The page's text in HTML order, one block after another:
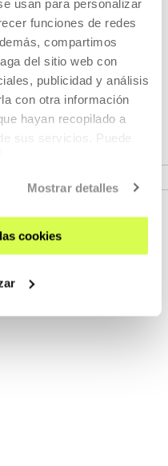
usan para personalizar
funciones de redes
compartimos
del sitio web con
publicidad y análisis
con otra información
hayan recopilado a
sus servicios. Puede
Mostrar detalles
cookies
Cartas
y programadores
la pantalla de Tabakalera
y diálogo.